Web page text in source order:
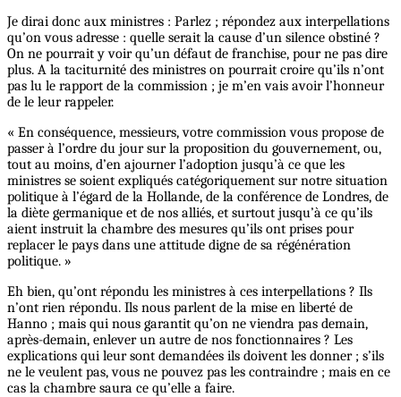
Je dirai donc aux ministres : Parlez ; répondez aux interpellations
qu’on vous adresse : quelle serait la cause d’un silence obstiné ?
On ne pourrait y voir qu’un défaut de franchise, pour ne pas dire
plus. A la taciturnité des ministres on pourrait croire qu’ils n’ont
pas lu le rapport de la commission ; je m’en vais avoir l’honneur
de le leur rappeler.
« En conséquence, messieurs, votre commission vous propose de
passer à l’ordre du jour sur la proposition du gouvernement, ou,
tout au moins, d’en ajourner l’adoption jusqu’à ce que les
ministres se soient expliqués catégoriquement sur notre situation
politique à l’égard de la Hollande, de la conférence de Londres, de
la diète germanique et de nos alliés, et surtout jusqu’à ce qu’ils
aient instruit la chambre des mesures qu’ils ont prises pour
replacer le pays dans une attitude digne de sa régénération
politique. »
Eh bien, qu’ont répondu les ministres à ces interpellations ? Ils
n’ont rien répondu. Ils nous parlent de la mise en liberté de
Hanno ; mais qui nous garantit qu’on ne viendra pas demain,
après-demain, enlever un autre de nos fonctionnaires ? Les
explications qui leur sont demandées ils doivent les donner ; s’ils
ne le veulent pas, vous ne pouvez pas les contraindre ; mais en ce
cas la chambre saura ce qu’elle a faire.